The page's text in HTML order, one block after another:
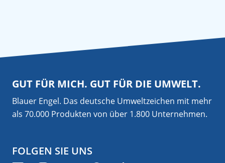
GUT FÜR MICH. GUT FÜR DIE UMWELT.
Blauer Engel. Das deutsche Umweltzeichen mit mehr
als 70.000 Produkten von über 1.800 Unternehmen.
FOLGEN SIE UNS